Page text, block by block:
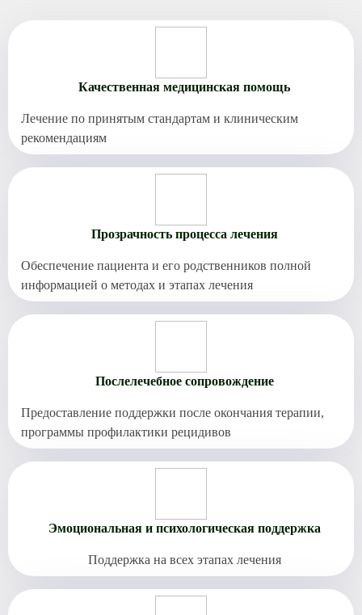
Качественная медицинская помощь
Лечение по принятым стандартам и клиническим
рекомендациям
Прозрачность процесса лечения
Обеспечение пациента и его родственников полной
информацией о методах и этапах лечения
Послелечебное сопровождение
Предоставление поддержки после окончания терапии,
программы профилактики рецидивов
Эмоциональная и психологическая поддержка
Поддержка на всех этапах лечения